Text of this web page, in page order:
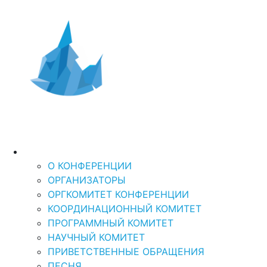
О КОНФЕРЕНЦИИ
ОРГАНИЗАТОРЫ
ОРГКОМИТЕТ КОНФЕРЕНЦИИ
КООРДИНАЦИОННЫЙ КОМИТЕТ
ПРОГРАММНЫЙ КОМИТЕТ
НАУЧНЫЙ КОМИТЕТ
ПРИВЕТСТВЕННЫЕ ОБРАЩЕНИЯ